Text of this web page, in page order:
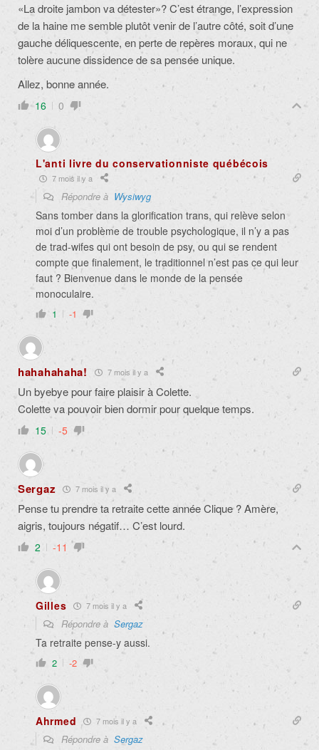
«La droite jambon va détester»? C’est étrange, l’expression
de la haine me semble plutôt venir de l’autre côté, soit d’une
gauche déliquescente, en perte de repères moraux, qui ne
tolère aucune dissidence de sa pensée unique.
Allez, bonne année.
16 0
L'anti livre du conservationniste québécois
7 mois il y a
Répondre à Wysiwyg
Sans tomber dans la glorification trans, qui relève selon
moi d’un problème de trouble psychologique, il n’y a pas
de trad-wifes qui ont besoin de psy, ou qui se rendent
compte que finalement, le traditionnel n’est pas ce qui leur
faut ? Bienvenue dans le monde de la pensée
monoculaire.
1 -1
hahahahaha! 7 mois il y a
Un byebye pour faire plaisir à Colette.
Colette va pouvoir bien dormir pour quelque temps.
15 -5
Sergaz 7 mois il y a
Pense tu prendre ta retraite cette année Clique ? Amère,
aigris, toujours négatif… C’est lourd.
2 -11
Gilles 7 mois il y a
Répondre à Sergaz
Ta retraite pense-y aussi.
2 -2
Ahrmed 7 mois il y a
Répondre à Sergaz